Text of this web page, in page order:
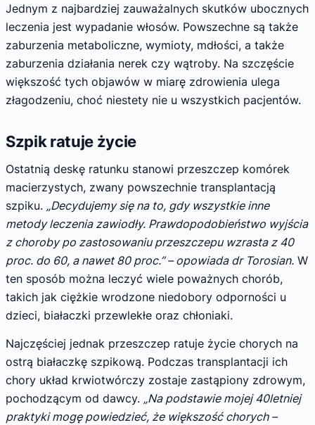
Jednym z najbardziej zauważalnych skutków ubocznych
leczenia jest wypadanie włosów. Powszechne są także
zaburzenia metaboliczne, wymioty, mdłości, a także
zaburzenia działania nerek czy wątroby. Na szczęście
większość tych objawów w miarę zdrowienia ulega
złagodzeniu, choć niestety nie u wszystkich pacjentów.
Szpik ratuje życie
Ostatnią deskę ratunku stanowi przeszczep komórek
macierzystych, zwany powszechnie transplantacją
szpiku. „Decydujemy się na to, gdy wszystkie inne
metody leczenia zawiodły. Prawdopodobieństwo wyjścia
z choroby po zastosowaniu przeszczepu wzrasta z 40
proc. do 60, a nawet 80 proc.” – opowiada dr Torosian. W
ten sposób można leczyć wiele poważnych chorób,
takich jak ciężkie wrodzone niedobory odporności u
dzieci, białaczki przewlekłe oraz chłoniaki.
Najczęściej jednak przeszczep ratuje życie chorych na
ostrą białaczkę szpikową. Podczas transplantacji ich
chory układ krwiotwórczy zostaje zastąpiony zdrowym,
pochodzącym od dawcy. „Na podstawie mojej 40letniej
praktyki mogę powiedzieć, że większość chorych –